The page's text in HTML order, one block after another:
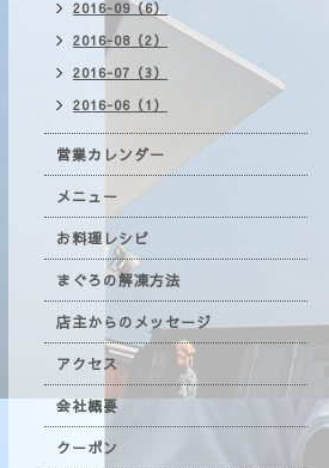
2016-09（6）
2016-08（2）
2016-07（3）
2016-06（1）
営業カレンダー
メニュー
お料理レシピ
まぐろの解凍方法
店主からのメッセージ
アクセス
会社概要
クーポン